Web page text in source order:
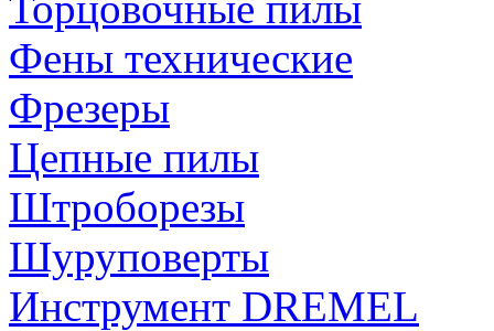
Фены технические
Фрезеры
Цепные пилы
Штроборезы
Шуруповерты
Инструмент DREMEL